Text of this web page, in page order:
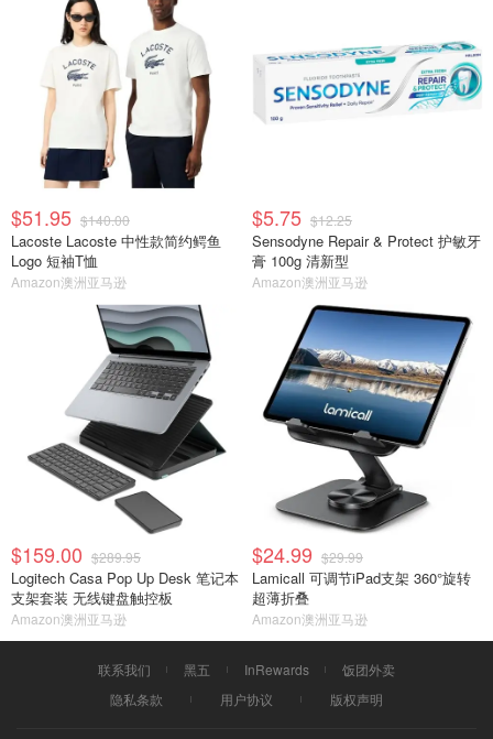
$51.95 $140.00
Lacoste Lacoste 中性款简约鳄鱼
Logo 短袖T恤
Amazon澳洲亚马逊
$5.75 $12.25
Sensodyne Repair & Protect 护敏牙
膏 100g 清新型
Amazon澳洲亚马逊
$159.00 $289.95
Logitech Casa Pop Up Desk 笔记本
支架套装 无线键盘触控板
Amazon澳洲亚马逊
$24.99 $29.99
Lamicall 可调节iPad支架 360°旋转
超薄折叠
Amazon澳洲亚马逊
联系我们 黑五 InRewards
饭团外卖
隐私条款
用户协议 版权声明